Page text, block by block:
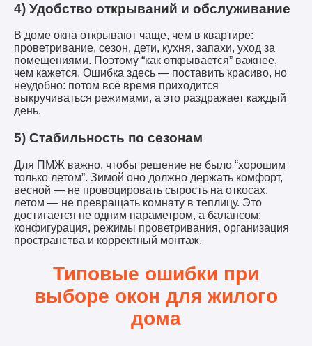
4) Удобство открываний и обслуживание
В доме окна открывают чаще, чем в квартире:
проветривание, сезон, дети, кухня, запахи, уход за
помещениями. Поэтому “как открывается” важнее,
чем кажется. Ошибка здесь — поставить красиво, но
неудобно: потом всё время приходится
выкручиваться режимами, а это раздражает каждый
день.
5) Стабильность по сезонам
Для ПМЖ важно, чтобы решение не было “хорошим
только летом”. Зимой оно должно держать комфорт,
весной — не провоцировать сырость на откосах,
летом — не превращать комнату в теплицу. Это
достигается не одним параметром, а балансом:
конфигурация, режимы проветривания, организация
пространства и корректный монтаж.
Типовые ошибки при
выборе окон для жилого
дома